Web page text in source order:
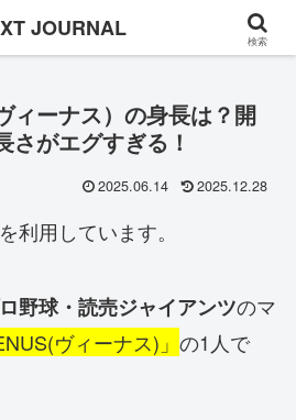
Once in a while
ィーナス）の身長は？開
さがエグすぎる！
2025.06.14 2025.12.28
利用しています。
野球・読売ジャイアンツのマ
ヴィーナス)」 の1人で
JOURNAL 検索